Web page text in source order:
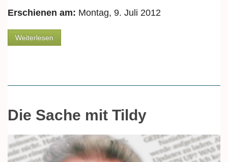
Erschienen am: Montag, 9. Juli 2012
Weiterlesen
Die Sache mit Tildy